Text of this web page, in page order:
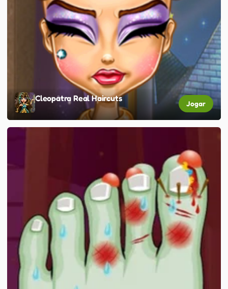
Cleopatra Real Haircuts
Jogar